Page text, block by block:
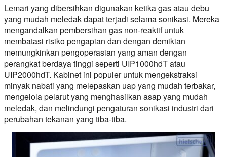
Lemari yang dibersihkan digunakan ketika gas atau debu
yang mudah meledak dapat terjadi selama sonikasi. Mereka
mengandalkan pembersihan gas non-reaktif untuk
membatasi risiko pengapian dan dengan demikian
memungkinkan pengoperasian yang aman dengan
perangkat berdaya tinggi seperti UIP1000hdT atau
UIP2000hdT. Kabinet ini populer untuk mengekstraksi
minyak nabati yang melepaskan uap yang mudah terbakar,
mengelola pelarut yang menghasilkan asap yang mudah
meledak, dan melindungi pengaturan sonikasi industri dari
perubahan tekanan yang tiba-tiba.